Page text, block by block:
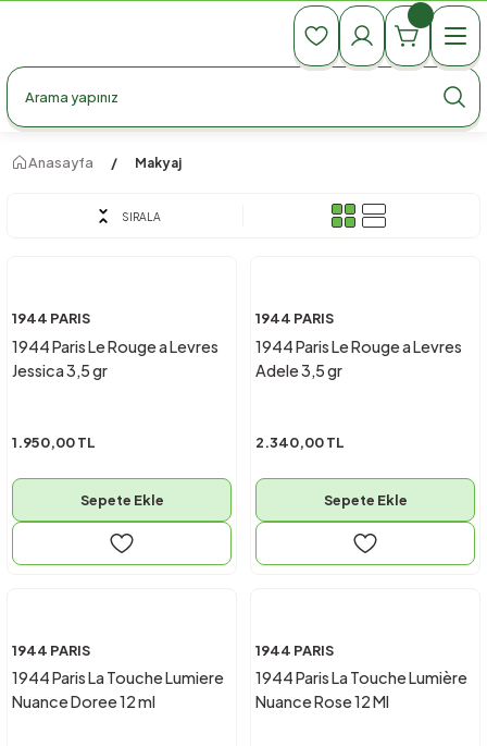
990 TL Üzeri Ücretsiz Kargo
990 TL Üzeri Ücretsiz Kargo
Anasayfa Makyaj
SIRALA
1944 PARIS
1944 Paris Le Rouge a Levres
Jessica 3,5 gr
1.950,00 TL
Sepete Ekle
1944 PARIS
1944 Paris Le Rouge a Levres
Adele 3,5 gr
2.340,00 TL
Sepete Ekle
1944 PARIS
1944 Paris La Touche Lumiere
Nuance Doree 12 ml
1944 PARIS
1944 Paris La Touche Lumière
Nuance Rose 12 Ml